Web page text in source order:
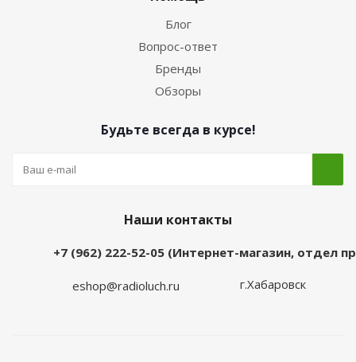
Блог
Вопрос-ответ
Бренды
Обзоры
Будьте всегда в курсе!
Наши контакты
+7 (962) 222-52-05 (Интернет-магазин, отдел
eshop@radioluch.ru г.Хабаровск